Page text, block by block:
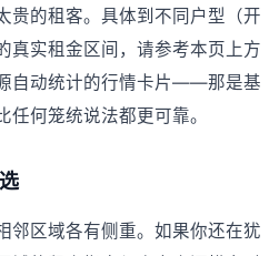
贵的租客。具体到不同户型（开
真实租金区间，请参考本页上方
自动统计的行情卡片——那是基
何笼统说法都更可靠。
邻区域各有侧重。如果你还在犹